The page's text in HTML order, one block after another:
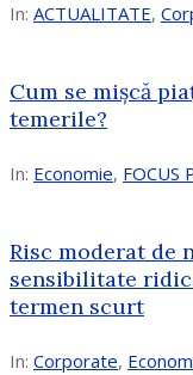
In: ACTUALITATE,
Cum se mișcă
temerile?
In: Economie, FOCUS
Risc moderat de
sensibilitate
termen scurt
In: Corporate,